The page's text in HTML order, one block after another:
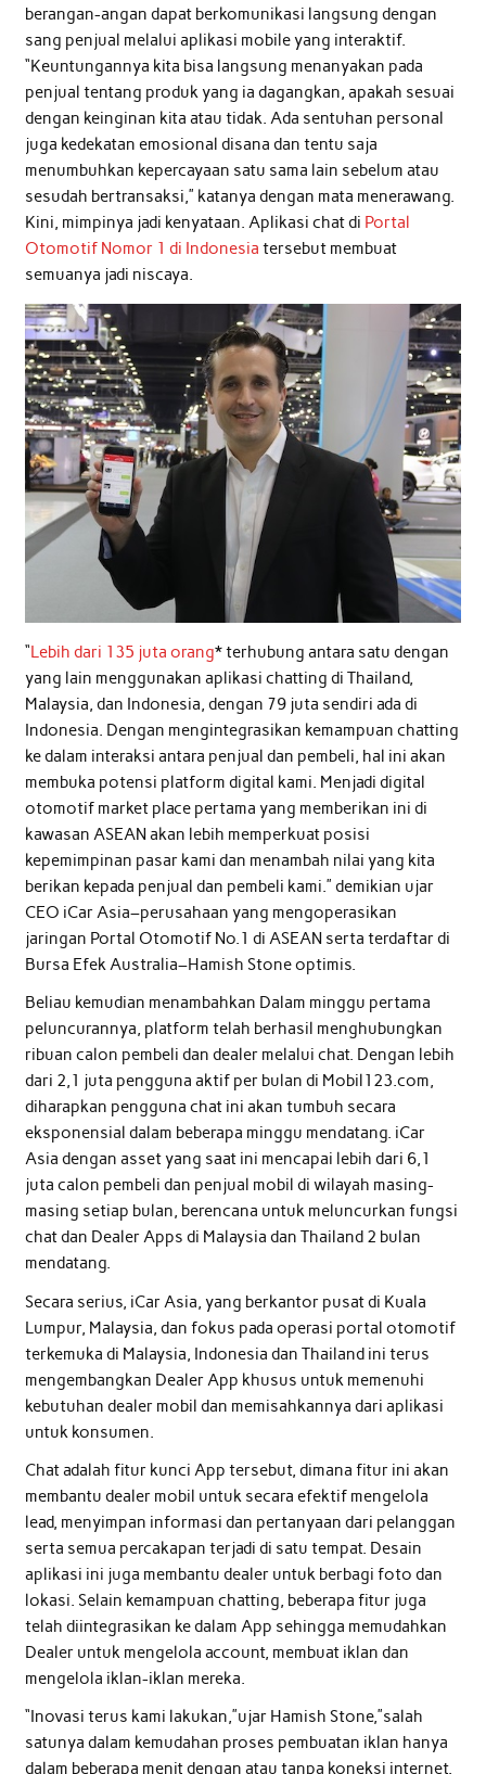
berangan-angan dapat berkomunikasi langsung dengan
sang penjual melalui aplikasi mobile yang interaktif.
“Keuntungannya kita bisa langsung menanyakan pada
penjual tentang produk yang ia dagangkan, apakah sesuai
dengan keinginan kita atau tidak. Ada sentuhan personal
juga kedekatan emosional disana dan tentu saja
menumbuhkan kepercayaan satu sama lain sebelum atau
sesudah bertransaksi,” katanya dengan mata menerawang.
Kini, mimpinya jadi kenyataan. Aplikasi chat di Portal
Otomotif Nomor 1 di Indonesia tersebut membuat
semuanya jadi niscaya.
“Lebih dari 135 juta orang* terhubung antara satu dengan
yang lain menggunakan aplikasi chatting di Thailand,
Malaysia, dan Indonesia, dengan 79 juta sendiri ada di
Indonesia. Dengan mengintegrasikan kemampuan chatting
ke dalam interaksi antara penjual dan pembeli, hal ini akan
membuka potensi platform digital kami. Menjadi digital
otomotif market place pertama yang memberikan ini di
kawasan ASEAN akan lebih memperkuat posisi
kepemimpinan pasar kami dan menambah nilai yang kita
berikan kepada penjual dan pembeli kami.” demikian ujar
CEO iCar Asia–perusahaan yang mengoperasikan
jaringan Portal Otomotif No.1 di ASEAN serta terdaftar di
Bursa Efek Australia–Hamish Stone optimis.
Beliau kemudian menambahkan Dalam minggu pertama
peluncurannya, platform telah berhasil menghubungkan
ribuan calon pembeli dan dealer melalui chat. Dengan lebih
dari 2,1 juta pengguna aktif per bulan di Mobil123.com,
diharapkan pengguna chat ini akan tumbuh secara
eksponensial dalam beberapa minggu mendatang. iCar
Asia dengan asset yang saat ini mencapai lebih dari 6,1
juta calon pembeli dan penjual mobil di wilayah masing-
masing setiap bulan, berencana untuk meluncurkan fungsi
chat dan Dealer Apps di Malaysia dan Thailand 2 bulan
mendatang.
Secara serius, iCar Asia, yang berkantor pusat di Kuala
Lumpur, Malaysia, dan fokus pada operasi portal otomotif
terkemuka di Malaysia, Indonesia dan Thailand ini terus
mengembangkan Dealer App khusus untuk memenuhi
kebutuhan dealer mobil dan memisahkannya dari aplikasi
untuk konsumen.
Chat adalah fitur kunci App tersebut, dimana fitur ini akan
membantu dealer mobil untuk secara efektif mengelola
lead, menyimpan informasi dan pertanyaan dari pelanggan
serta semua percakapan terjadi di satu tempat. Desain
aplikasi ini juga membantu dealer untuk berbagi foto dan
lokasi. Selain kemampuan chatting, beberapa fitur juga
telah diintegrasikan ke dalam App sehingga memudahkan
Dealer untuk mengelola account, membuat iklan dan
mengelola iklan-iklan mereka.
“Inovasi terus kami lakukan,”ujar Hamish Stone,”salah
satunya dalam kemudahan proses pembuatan iklan hanya
dalam beberapa menit dengan atau tanpa koneksi internet.